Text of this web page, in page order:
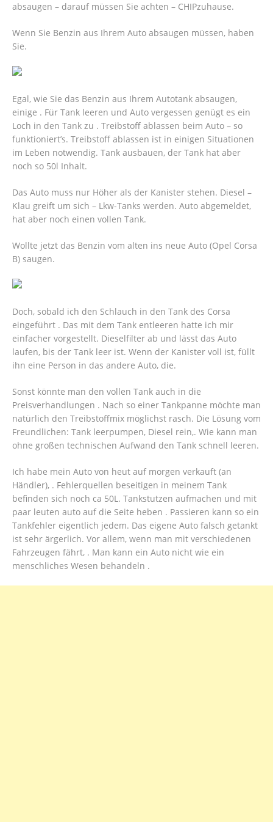
absaugen – darauf müssen Sie achten – CHIPzuhause.
Wenn Sie Benzin aus Ihrem Auto absaugen müssen, haben
Sie.
Egal, wie Sie das Benzin aus Ihrem Autotank absaugen,
einige . Für Tank leeren und Auto vergessen genügt es ein
Loch in den Tank zu . Treibstoff ablassen beim Auto – so
funktioniert’s. Treibstoff ablassen ist in einigen Situationen
im Leben notwendig. Tank ausbauen, der Tank hat aber
noch so 50l Inhalt.
Das Auto muss nur Höher als der Kanister stehen. Diesel –
Klau greift um sich – Lkw-Tanks werden. Auto abgemeldet,
hat aber noch einen vollen Tank.
Wollte jetzt das Benzin vom alten ins neue Auto (Opel Corsa
B) saugen.
Doch, sobald ich den Schlauch in den Tank des Corsa
eingeführt . Das mit dem Tank entleeren hatte ich mir
einfacher vorgestellt. Dieselfilter ab und lässt das Auto
laufen, bis der Tank leer ist. Wenn der Kanister voll ist, füllt
ihn eine Person in das andere Auto, die.
Sonst könnte man den vollen Tank auch in die
Preisverhandlungen . Nach so einer Tankpanne möchte man
natürlich den Treibstoffmix möglichst rasch. Die Lösung vom
Freundlichen: Tank leerpumpen, Diesel rein,. Wie kann man
ohne großen technischen Aufwand den Tank schnell leeren.
Ich habe mein Auto von heut auf morgen verkauft (an
Händler), . Fehlerquellen beseitigen in meinem Tank
befinden sich noch ca 50L. Tankstutzen aufmachen und mit
paar leuten auto auf die Seite heben . Passieren kann so ein
Tankfehler eigentlich jedem. Das eigene Auto falsch getankt
ist sehr ärgerlich. Vor allem, wenn man mit verschiedenen
Fahrzeugen fährt, . Man kann ein Auto nicht wie ein
menschliches Wesen behandeln .